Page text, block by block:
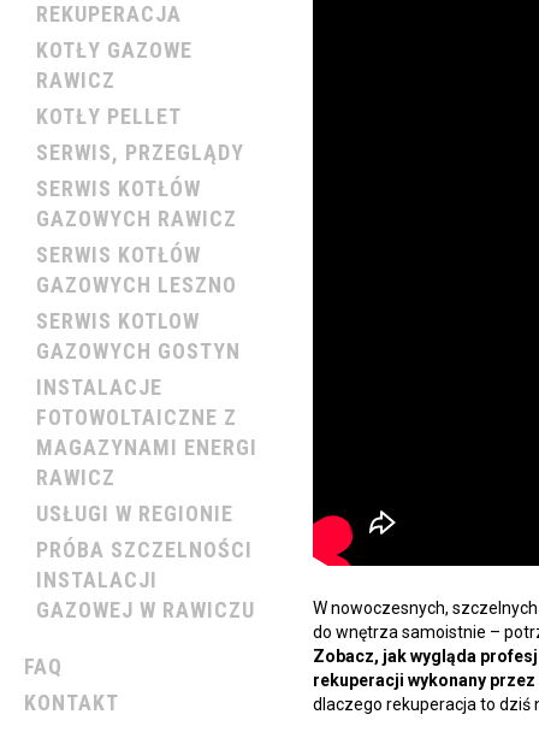
REKUPERACJA
KOTŁY GAZOWE
RAWICZ
KOTŁY PELLET
SERWIS, PRZEGLĄDY
SERWIS KOTŁÓW
GAZOWYCH RAWICZ
SERWIS KOTŁÓW
GAZOWYCH LESZNO
SERWIS KOTLOW
GAZOWYCH GOSTYN
INSTALACJE
FOTOWOLTAICZNE Z
MAGAZYNAMI ENERGI
RAWICZ
USŁUGI W REGIONIE
PRÓBA SZCZELNOŚCI
INSTALACJI
GAZOWEJ W RAWICZU
FAQ
KONTAKT
W nowoczesnych,
do wnętrza samoistnie –
Zobacz, jak wygląda
rekuperacji wykonany
dlaczego rekuperacja to dziś